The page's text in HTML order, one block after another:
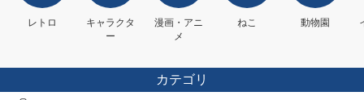
レトロ
キャラクタ
ー
漫画・アニ
メ
ねこ 動物園
カテゴリ